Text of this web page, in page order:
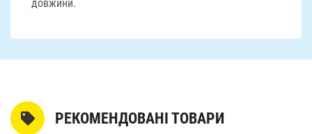
довжини.
РЕКОМЕНДОВАНІ ТОВАРИ